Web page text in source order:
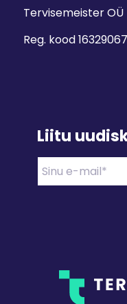
Tervisemeister OÜ
Reg. kood 16329067
Liitu